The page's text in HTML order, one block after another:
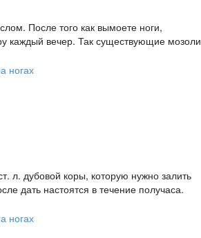
После того как вымоете ноги,
каждый вечер. Так существующие мозоли
л. дубовой коры, которую нужно залить
дать настоятся в течение получаса.